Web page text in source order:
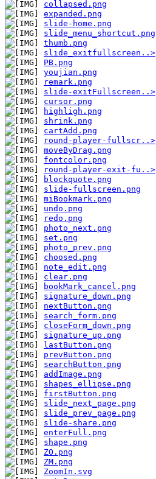
collapsed.png
expanded.png
slide-home.png
slide_menu_shortcut.png
thumb.png
slide_exitfullscreen..>
PB.png
youjian.png
remark.png
slide-exitFullscreen..>
cursor.png
highligh.png
shrink.png
cartAdd.png
round-player-fullscr..>
moveByDrag.png
fontcolor.png
round-player-exit-fu..>
blockquote.png
slide-fullscreen.png
miBookmark.png
undo.png
redo.png
photo_next.png
set.png
photo_prev.png
choosed.png
note_edit.png
clear.png
bookMark_cancel.png
signature_down.png
nextButton.png
search_form.png
closeForm_down.png
signature_up.png
lastButton.png
prevButton.png
searchButton.png
addImage.png
shapes_ellipse.png
firstButton.png
slide_next_page.png
slide_prev_page.png
slide-share.png
enterFull.png
shape.png
ZO.png
ZM.png
ZoomIn.svg